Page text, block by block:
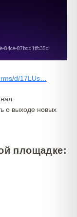
d/17LUs…
о выходе новых
площадке: